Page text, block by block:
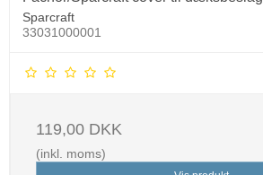
Sparcraft
33031000001
119,00 DKK
(inkl. moms)